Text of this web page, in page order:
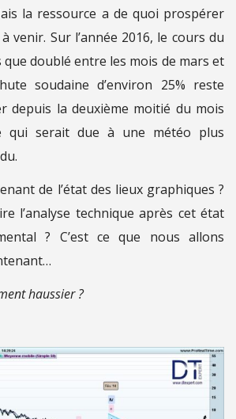
la ressource a de quoi prospérer
venir. Sur l’année 2016, le cours du
doublé entre les mois de mars et
soudaine d’environ 25% reste
depuis la deuxième moitié du mois
qui serait due à une météo plus
de l’état des lieux graphiques ?
l’analyse technique après cet état
? C’est ce que nous allons
haussier ?